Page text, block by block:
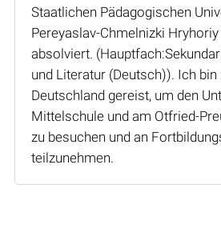
Staatlichen Pädagogischen
Pereyaslav-Chmelnizki
absolviert.
und Literatur (Deutsch)). Ich
Deutschland gereist, um den
Mittelschule und am Otfried-
zu besuchen und an
teilzunehmen.